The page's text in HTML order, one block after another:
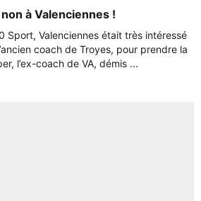
à Valenciennes !
Sport, Valenciennes était très intéressé
coach de Troyes, pour prendre la
l’ex-coach de VA, démis ...